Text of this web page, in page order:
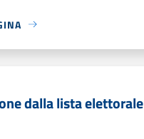
dalla lista elettorale